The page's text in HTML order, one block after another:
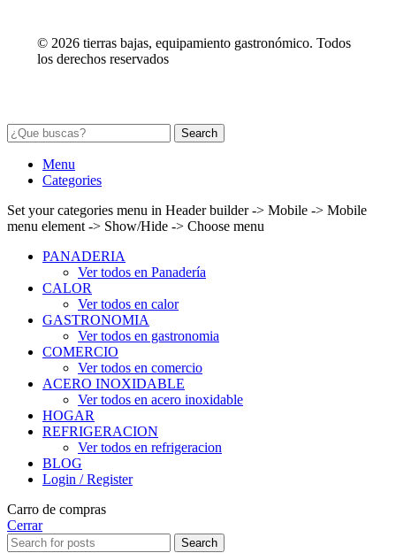
© 2026 tierras bajas, equipamiento gastronómico. Todos
los derechos reservados
Search
Menu
Categories
Set your categories menu in Header builder -> Mobile -> Mobile
menu element -> Show/Hide -> Choose menu
PANADERIA
Ver todos en Panadería
CALOR
Ver todos en calor
GASTRONOMIA
Ver todos en gastronomia
COMERCIO
Ver todos en comercio
ACERO INOXIDABLE
Ver todos en acero inoxidable
HOGAR
REFRIGERACION
Ver todos en refrigeracion
BLOG
Login / Register
Carro de compras
Cerrar
Search